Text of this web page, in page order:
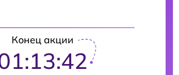
Конец акции